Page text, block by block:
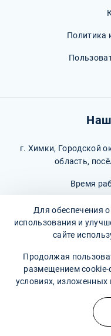
Политика
г. Химки, Городской
область,
Время
8 (495) 260-97-05
© 2026 М-
Для обеспечения
использования и
сайте
Продолжая
размещением
условиях, изложенных